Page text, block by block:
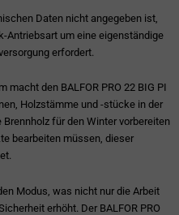
Daten nicht angegeben ist,
Antriebsart um eine eigenständige
erfordert.
macht den BALFOR PRO 22 BIG PI
Holzstämme und -stücke in der
für den Winter vorbereiten
bearbeiten müssen, dieser
Modus, was nicht nur die Arbeit
erhöht. Der BALFOR PRO